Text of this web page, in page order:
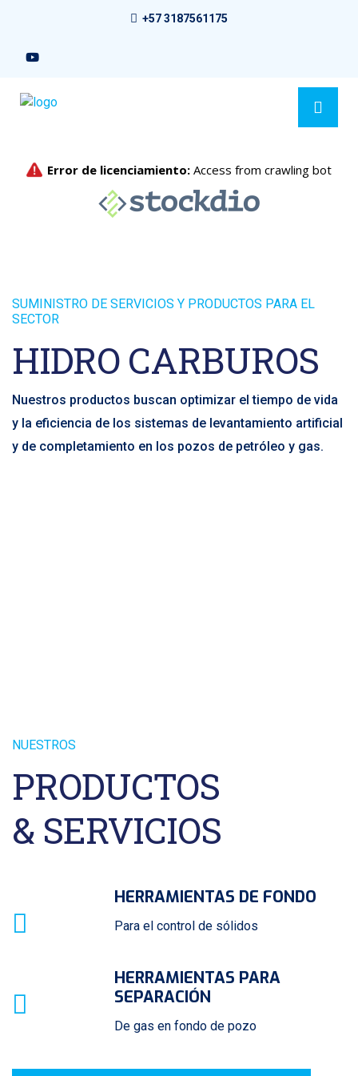
+57 3187561175
SUMINISTRO DE SERVICIOS Y PRODUCTOS PARA EL
SECTOR
HIDRO CARBUROS
Nuestros productos buscan optimizar el tiempo de vida
y la eficiencia de los sistemas de levantamiento artificial
y de completamiento en los pozos de petróleo y gas.
NUESTROS
PRODUCTOS
& SERVICIOS
HERRAMIENTAS DE FONDO
Para el control de sólidos
HERRAMIENTAS PARA
SEPARACIÓN
De gas en fondo de pozo